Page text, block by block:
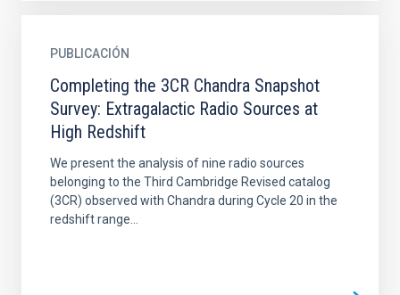
PUBLICACIÓN
Completing the 3CR Chandra Snapshot
Survey: Extragalactic Radio Sources at
High Redshift
We present the analysis of nine radio sources
belonging to the Third Cambridge Revised catalog
(3CR) observed with Chandra during Cycle 20 in the
redshift range...